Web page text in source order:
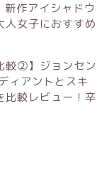
新作アイシャドウ
人女子におすすめ
較②】ジョンセン
ィアントとスキ
比較レビュー！辛